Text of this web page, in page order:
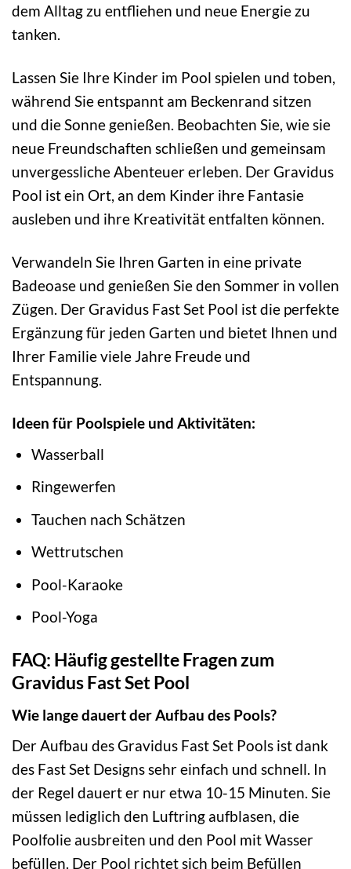
dem Alltag zu entfliehen und neue Energie zu
tanken.
Lassen Sie Ihre Kinder im Pool spielen und toben,
während Sie entspannt am Beckenrand sitzen
und die Sonne genießen. Beobachten Sie, wie sie
neue Freundschaften schließen und gemeinsam
unvergessliche Abenteuer erleben. Der Gravidus
Pool ist ein Ort, an dem Kinder ihre Fantasie
ausleben und ihre Kreativität entfalten können.
Verwandeln Sie Ihren Garten in eine private
Badeoase und genießen Sie den Sommer in vollen
Zügen. Der Gravidus Fast Set Pool ist die perfekte
Ergänzung für jeden Garten und bietet Ihnen und
Ihrer Familie viele Jahre Freude und
Entspannung.
Ideen für Poolspiele und Aktivitäten:
Wasserball
Ringewerfen
Tauchen nach Schätzen
Wettrutschen
Pool-Karaoke
Pool-Yoga
FAQ: Häufig gestellte Fragen zum
Gravidus Fast Set Pool
Wie lange dauert der Aufbau des Pools?
Der Aufbau des Gravidus Fast Set Pools ist dank
des Fast Set Designs sehr einfach und schnell. In
der Regel dauert er nur etwa 10-15 Minuten. Sie
müssen lediglich den Luftring aufblasen, die
Poolfolie ausbreiten und den Pool mit Wasser
befüllen. Der Pool richtet sich beim Befüllen